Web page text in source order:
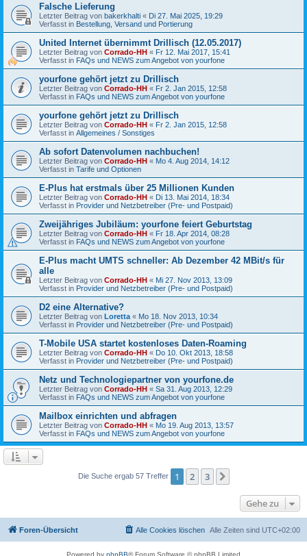
Falsche Lieferung
Letzter Beitrag von bakerkhalti « Di 27. Mai 2025, 19:29
Verfasst in Bestellung, Versand und Portierung
United Internet übernimmt Drillisch (12.05.2017)
Letzter Beitrag von Corrado-HH « Fr 12. Mai 2017, 15:41
Verfasst in FAQs und NEWS zum Angebot von yourfone
yourfone gehört jetzt zu Drillisch
Letzter Beitrag von Corrado-HH « Fr 2. Jan 2015, 12:58
Verfasst in FAQs und NEWS zum Angebot von yourfone
yourfone gehört jetzt zu Drillisch
Letzter Beitrag von Corrado-HH « Fr 2. Jan 2015, 12:58
Verfasst in Allgemeines / Sonstiges
Ab sofort Datenvolumen nachbuchen!
Letzter Beitrag von Corrado-HH « Mo 4. Aug 2014, 14:12
Verfasst in Tarife und Optionen
E-Plus hat erstmals über 25 Millionen Kunden
Letzter Beitrag von Corrado-HH « Di 13. Mai 2014, 18:34
Verfasst in Provider und Netzbetreiber (Pre- und Postpaid)
Zweijähriges Jubiläum: yourfone feiert Geburtstag
Letzter Beitrag von Corrado-HH « Fr 18. Apr 2014, 08:28
Verfasst in FAQs und NEWS zum Angebot von yourfone
E-Plus macht UMTS schneller: Ab Dezember 42 MBit/s für
alle
Letzter Beitrag von Corrado-HH « Mi 27. Nov 2013, 13:09
Verfasst in Provider und Netzbetreiber (Pre- und Postpaid)
D2 eine Alternative?
Letzter Beitrag von Loretta « Mo 18. Nov 2013, 10:34
Verfasst in Provider und Netzbetreiber (Pre- und Postpaid)
T-Mobile USA startet kostenloses Daten-Roaming
Letzter Beitrag von Corrado-HH « Do 10. Okt 2013, 18:58
Verfasst in Provider und Netzbetreiber (Pre- und Postpaid)
Netz und Technologiepartner von yourfone.de
Letzter Beitrag von Corrado-HH « Sa 31. Aug 2013, 12:29
Verfasst in FAQs und NEWS zum Angebot von yourfone
Mailbox einrichten und abfragen
Letzter Beitrag von Corrado-HH « Mo 19. Aug 2013, 13:57
Verfasst in FAQs und NEWS zum Angebot von yourfone
Die Suche ergab 57 Treffer 1 2 3
Gehe zu
Foren-Übersicht Alle Zeiten sind UTC+02:00
Alle Cookies löschen
Powered by phpBB® Forum Software © phpBB Limited